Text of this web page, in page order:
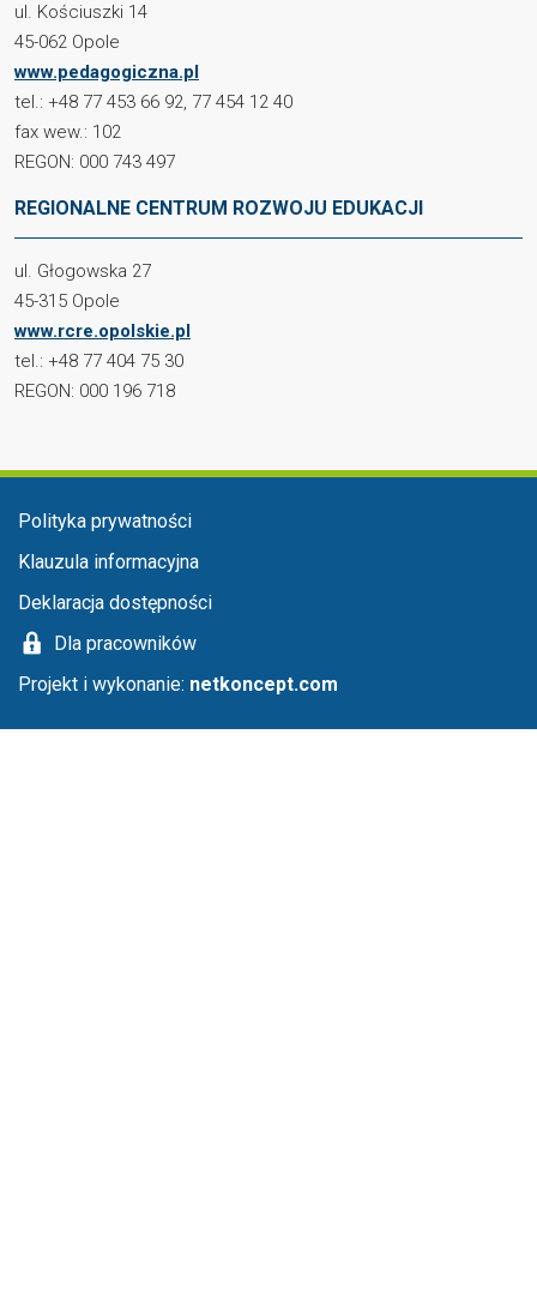
ul. Kościuszki 14
45-062 Opole
www.pedagogiczna.pl
tel.: +48 77 453 66 92, 77 454 12 40
fax wew.: 102
REGON: 000 743 497
REGIONALNE CENTRUM ROZWOJU EDUKACJI
ul. Głogowska 27
45-315 Opole
www.rcre.opolskie.pl
tel.: +48 77 404 75 30
REGON: 000 196 718
Menu stopka
Polityka prywatności
Klauzula informacyjna
Deklaracja dostępności
Dla pracowników
Projekt i wykonanie: netkoncept.com